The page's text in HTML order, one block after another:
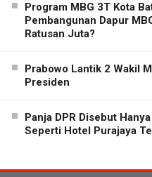
Program MBG 3T Kota
Pembangunan Dapur
Ratusan Juta?
Prabowo Lantik 2 Wakil
Presiden
Panja DPR Disebut
Seperti Hotel Purajaya